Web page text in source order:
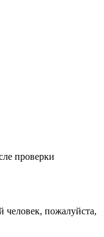
проверки
пожалуйста,